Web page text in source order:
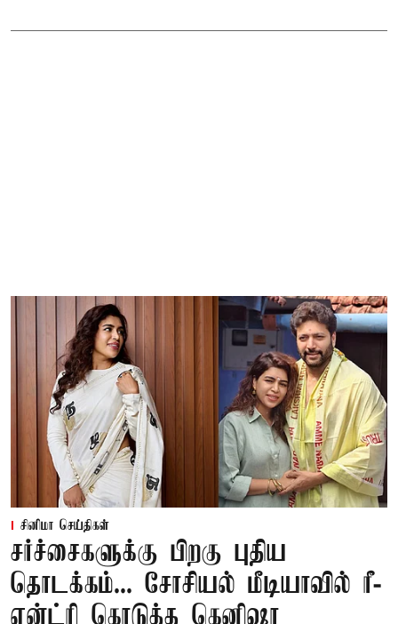
சினிமா செய்திகள்
சர்ச்சைகளுக்கு பிறகு புதிய
தொடக்கம்... சோசியல் மீடியாவில் ரீ-
என்ட்ரி கொடுத்த கெனிஷா